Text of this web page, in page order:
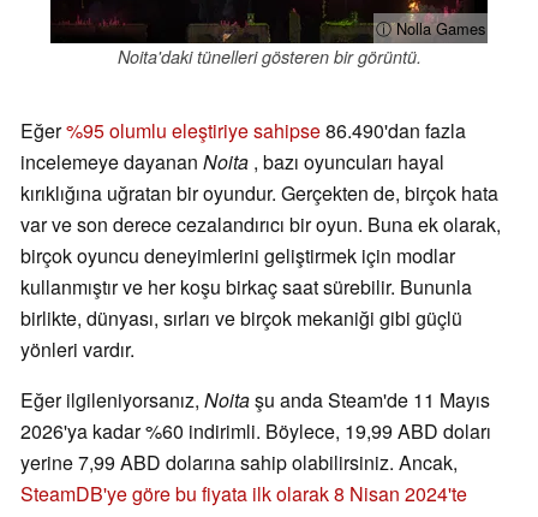
ⓘ Nolla Games
Noita'daki tünelleri gösteren bir görüntü.
Eğer%95 olumlu eleştiriye sahipse86.490'dan fazla
incelemeye dayanan Noita , bazı oyuncuları hayal
kırıklığına uğratan bir oyundur. Gerçekten de, birçok hata
var ve son derece cezalandırıcı bir oyun. Buna ek olarak,
birçok oyuncu deneyimlerini geliştirmek için modlar
kullanmıştır ve her koşu birkaç saat sürebilir. Bununla
birlikte, dünyası, sırları ve birçok mekaniği gibi güçlü
yönleri vardır.
Eğer ilgileniyorsanız, Noitaşu anda Steam'de 11 Mayıs
2026'ya kadar %60 indirimli. Böylece, 19,99 ABD doları
yerine 7,99 ABD dolarına sahip olabilirsiniz. Ancak,
SteamDB'ye göre bu fiyata ilk olarak 8 Nisan 2024'te